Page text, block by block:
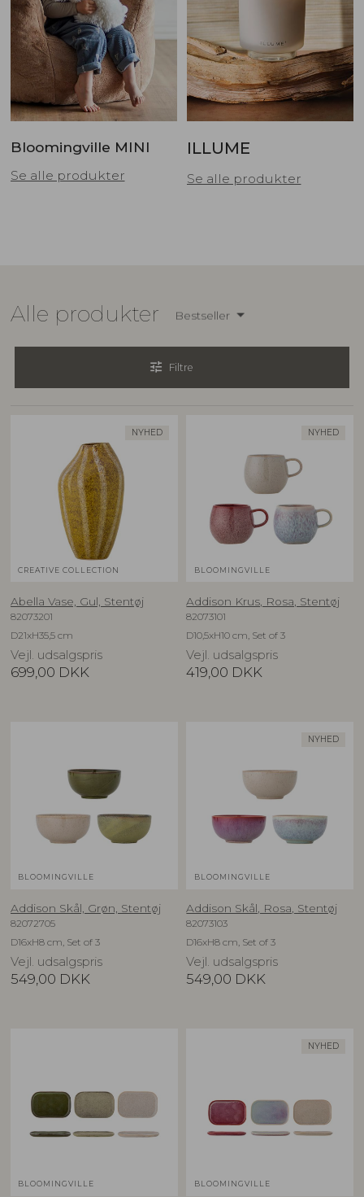
Bloomingville MINI
Se alle produkter
ILLUME
Se alle produkter
Alle produkter Bestseller
tune Filtre
NYHED
CREATIVE COLLECTION
Abella Vase, Gul, Stentøj
82073201
D21xH35,5 cm
Vejl. udsalgspris
699,00 DKK
NYHED
BLOOMINGVILLE
Addison Krus, Rosa, Stentøj
82073101
D10,5xH10 cm, Set of 3
Vejl. udsalgspris
419,00 DKK
BLOOMINGVILLE
Addison Skål, Grøn, Stentøj
82072705
D16xH8 cm, Set of 3
Vejl. udsalgspris
549,00 DKK
NYHED
BLOOMINGVILLE
Addison Skål, Rosa, Stentøj
82073103
D16xH8 cm, Set of 3
Vejl. udsalgspris
549,00 DKK
BLOOMINGVILLE
NYHED
BLOOMINGVILLE